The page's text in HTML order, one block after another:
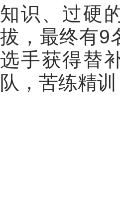
知识、过硬
拔，最终有9
选手获得替
队，苦练精